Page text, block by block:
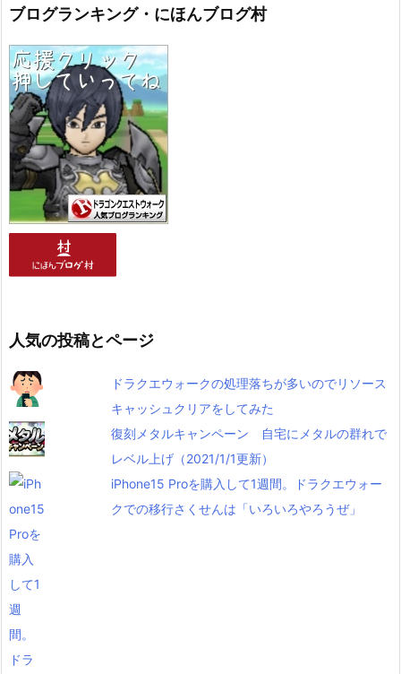
ブログランキング・にほんブログ村
人気の投稿とページ
ドラクエウォークの処理落ちが多いのでリソース
キャッシュクリアをしてみた
復刻メタルキャンペーン 自宅にメタルの群れで
レベル上げ（2021/1/1更新）
iPhone15 Proを購入して1週間。ドラクエウォー
クでの移行さくせんは「いろいろやろうぜ」